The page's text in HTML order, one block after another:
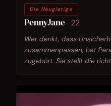
Die Neugierige
PennyJane 22
Wer denkt, dass
zusammenpassen, hat
zugehört. Sie stellt die